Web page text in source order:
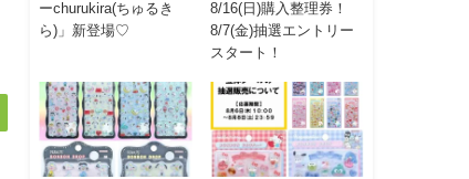
ーchurukira(ちゅるき
ら)」新登場♡
8/16(日)購入整理券！
8/7(金)抽選エントリー
スタート！